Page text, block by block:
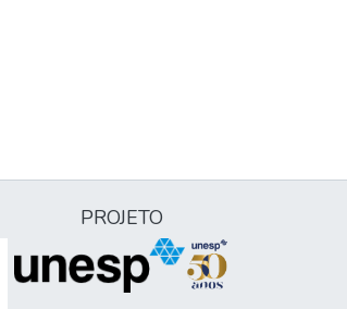
PROJETO